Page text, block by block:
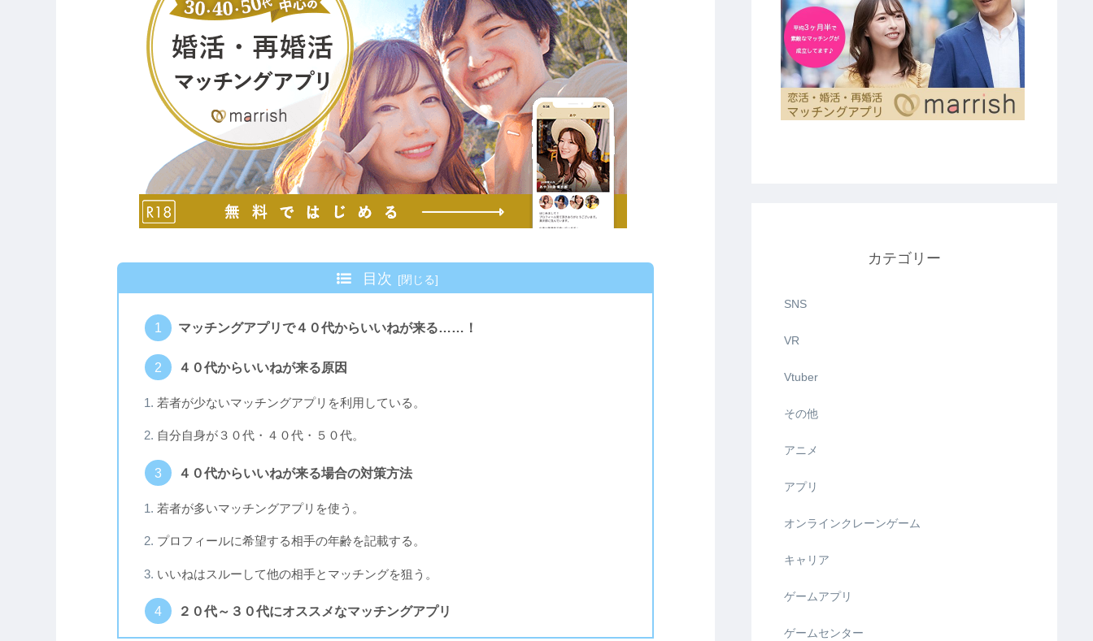
目次
マッチングアプリで４０代からいいねが来る……！
４０代からいいねが来る原因
若者が少ないマッチングアプリを利用している。
自分自身が３０代・４０代・５０代。
４０代からいいねが来る場合の対策方法
若者が多いマッチングアプリを使う。
プロフィールに希望する相手の年齢を記載する。
いいねはスルーして他の相手とマッチングを狙う。
２０代～３０代にオススメなマッチングアプリ
カテゴリー
SNS
VR
Vtuber
その他
アニメ
アプリ
オンラインクレーンゲーム
キャリア
ゲームアプリ
ゲームセンター